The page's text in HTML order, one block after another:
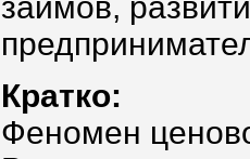
займов,
Кратко:
Феномен